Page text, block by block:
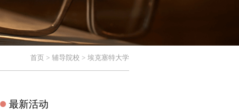
首页 > 辅导院校 > 埃克塞特大学
最新活动